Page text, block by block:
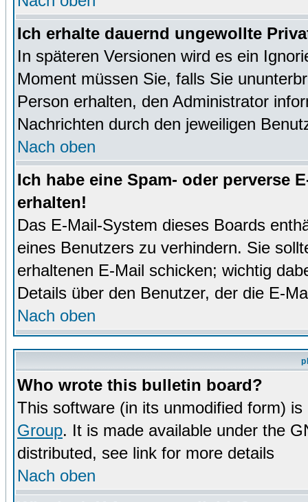
Ich erhalte dauernd ungewollte
In späteren Versionen wird es ein
Moment müssen Sie, falls Sie
Person erhalten, den Administrator
Nachrichten durch den jeweiligen
Nach oben
Ich habe eine Spam- oder perverse
erhalten!
Das E-Mail-System dieses Boards
eines Benutzers zu verhindern. Sie
erhaltenen E-Mail schicken; wichtig
Details über den Benutzer, der die E-
Nach oben
Who wrote this bulletin board?
This software (in its unmodified form)
Group. It is made available under the
distributed, see link for more details
Nach oben